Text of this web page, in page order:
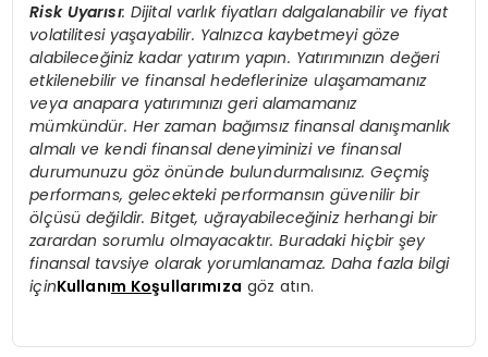
Risk Uyarısı: Dijital varlık fiyatları dalgalanabilir ve fiyat
volatilitesi yaşayabilir. Yalnızca kaybetmeyi göze
alabileceğiniz kadar yatırım yapın. Yatırımınızın değeri
etkilenebilir ve finansal hedeflerinize ulaşamamanız
veya anapara yatırımınızı geri alamamanız
mümkündür. Her zaman bağımsız finansal danışmanlık
almalı ve kendi finansal deneyiminizi ve finansal
durumunuzu göz önünde bulundurmalısınız. Geçmiş
performans, gelecekteki performansın güvenilir bir
ölçüsü değildir. Bitget, uğrayabileceğiniz herhangi bir
zarardan sorumlu olmayacaktır. Buradaki hiçbir şey
finansal tavsiye olarak yorumlanamaz. Daha fazla bilgi
içinKullanım Koşullarımıza göz atın.